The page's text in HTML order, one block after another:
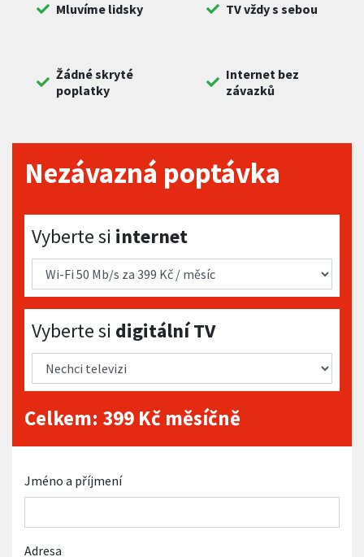
Mluvíme lidsky TV vždy s sebou
Žádné skryté
poplatky
Internet bez
závazků
Nezávazná poptávka
Vyberte si internet
Vyberte si internet
Vyberte si digitální TV
Vyberte si digitální TV
Celkem: 399 Kč měsíčně
Jméno a příjmení
Adresa